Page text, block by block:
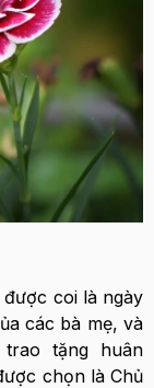
coi là ngày
các bà mẹ, và
tặng huân
chọn là Chủ